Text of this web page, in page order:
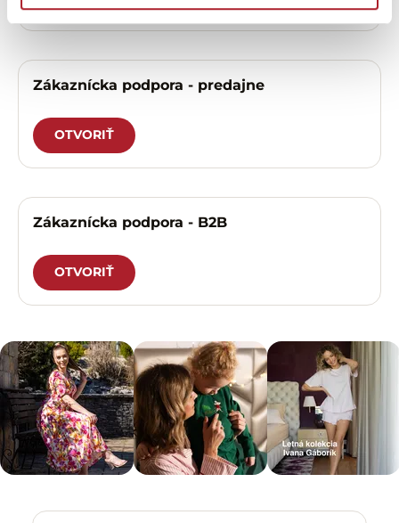
Zákaznícka podpora - predajne
OTVORIŤ
Zákaznícka podpora - B2B
OTVORIŤ